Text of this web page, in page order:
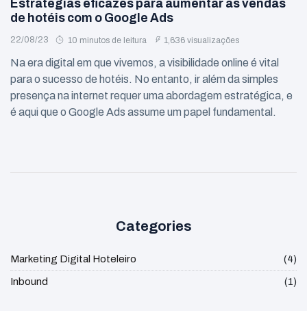
Estratégias eficazes para aumentar as vendas
de hotéis com o Google Ads
22/08/23 10 minutos de leitura 1,636 visualizações
Na era digital em que vivemos, a visibilidade online é vital
para o sucesso de hotéis. No entanto, ir além da simples
presença na internet requer uma abordagem estratégica, e
é aqui que o Google Ads assume um papel fundamental.
Categories
Marketing Digital Hoteleiro (4)
Inbound (1)